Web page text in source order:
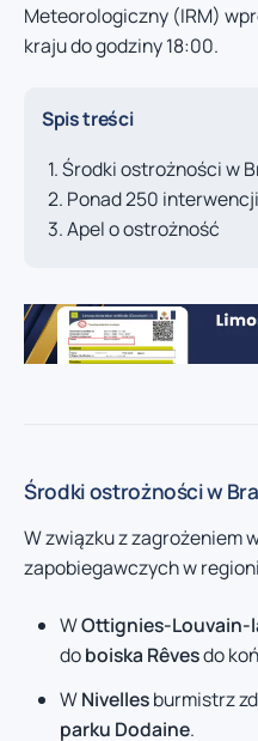
Meteorologiczny (IRM)
kraju do godziny 18:00.
Spis treści
Środki ostrożności w
Ponad 250
Apel o ostrożność
Środki ostrożności w
W związku z zagrożeniem
zapobiegawczych w
WOttignies-Louvain-
doboiska Rêvesdo
WNivellesburmistrz
parku Dodaine.